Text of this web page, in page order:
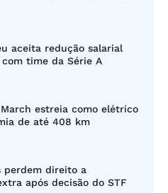
aceita redução salarial
time da Série A
March estreia como elétrico
de até 408 km
perdem direito a
após decisão do STF